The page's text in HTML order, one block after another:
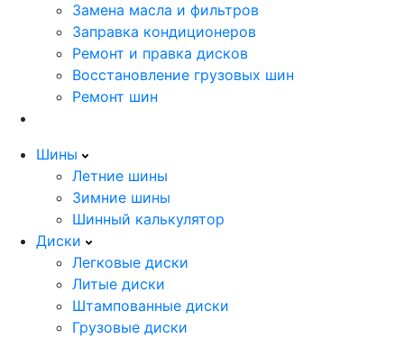
Замена масла и фильтров
Заправка кондиционеров
Ремонт и правка дисков
Восстановление грузовых шин
Ремонт шин
Шины
Летние шины
Зимние шины
Шинный калькулятор
Диски
Легковые диски
Литые диски
Штампованные диски
Грузовые диски